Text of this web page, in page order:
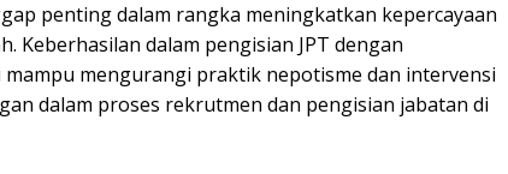
penting dalam rangka meningkatkan kepercayaan
Keberhasilan dalam pengisian JPT dengan
mengurangi praktik nepotisme dan intervensi
dalam proses rekrutmen dan pengisian jabatan di